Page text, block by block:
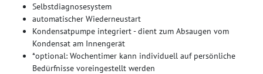
Selbstdiagnosesystem
automatischer Wiederneustart
Kondensatpumpe integriert - dient zum Absaugen vom
Kondensat am Innengerät
*optional: Wochentimer kann individuell auf persönliche
Bedürfnisse voreingestellt werden